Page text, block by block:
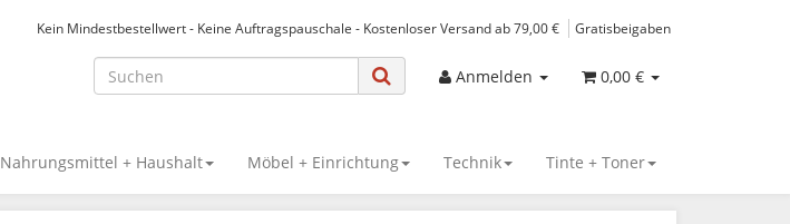
Kein Mindestbestellwert - Keine Auftragspauschale - Kostenloser Versand ab 79,00 € Gratisbeigaben
Anmelden 0,00 €
Nahrungsmittel + Haushalt Möbel + Einrichtung Technik Tinte + Toner